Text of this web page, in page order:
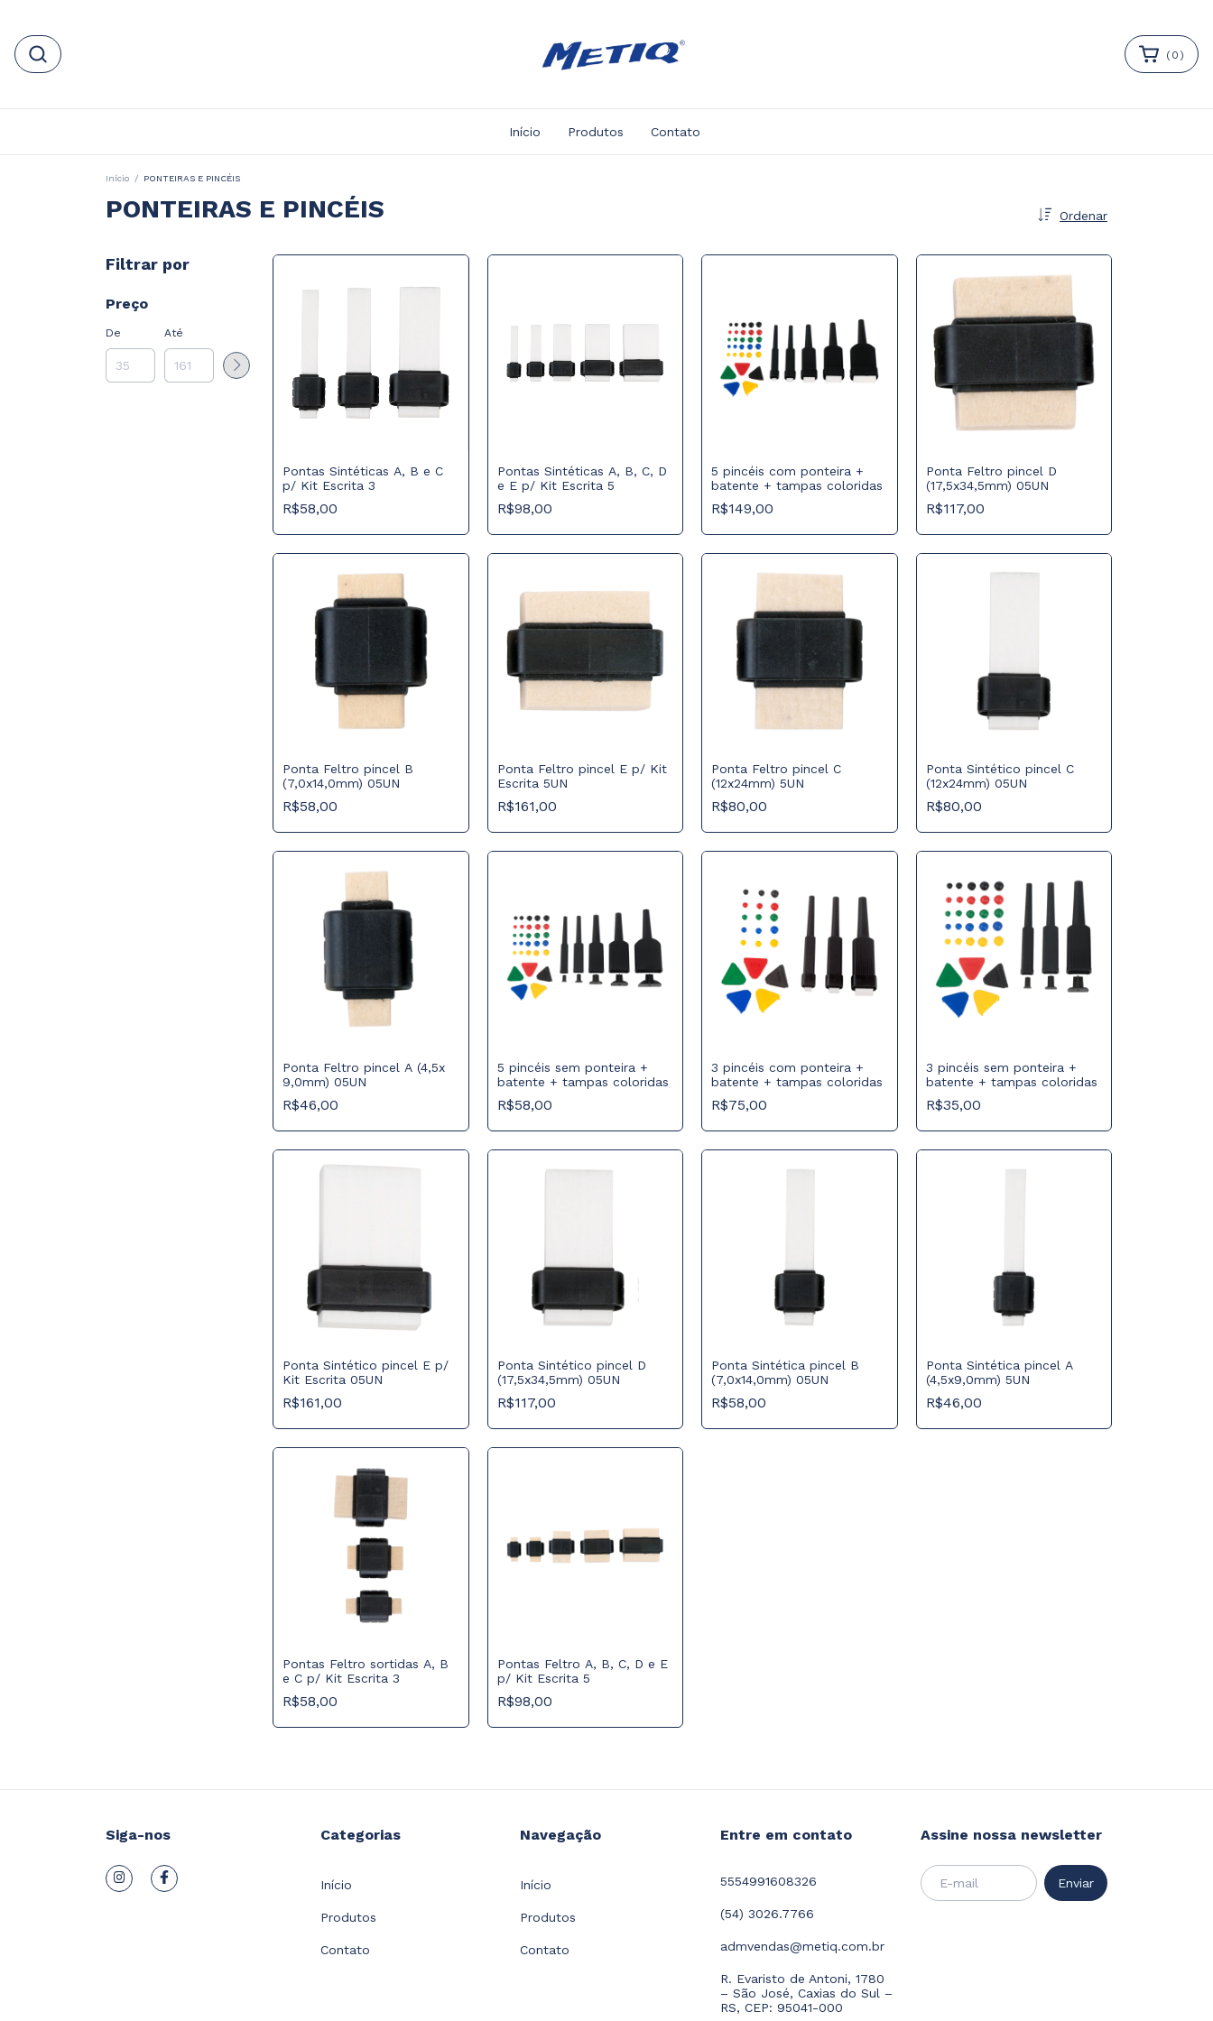
( 0 )
Início Produtos Contato
Início / PONTEIRAS E PINCÉIS
PONTEIRAS E PINCÉIS Ordenar
Filtrar por
Preço
De Até
Pontas Sintéticas A, B e C
p/ Kit Escrita 3
R$58,00
Pontas Sintéticas A, B, C, D
e E p/ Kit Escrita 5
R$98,00
5 pincéis com ponteira +
batente + tampas coloridas
R$149,00
Ponta Feltro pincel D
(17,5x34,5mm) 05UN
R$117,00
Ponta Feltro pincel B
(7,0x14,0mm) 05UN
R$58,00
Ponta Feltro pincel E p/ Kit
Escrita 5UN
R$161,00
Ponta Feltro pincel C
(12x24mm) 5UN
R$80,00
Ponta Sintético pincel C
(12x24mm) 05UN
R$80,00
Ponta Feltro pincel A (4,5x
9,0mm) 05UN
R$46,00
5 pincéis sem ponteira +
batente + tampas coloridas
R$58,00
3 pincéis com ponteira +
batente + tampas coloridas
R$75,00
3 pincéis sem ponteira +
batente + tampas coloridas
R$35,00
Ponta Sintético pincel E p/
Kit Escrita 05UN
R$161,00
Ponta Sintético pincel D
(17,5x34,5mm) 05UN
R$117,00
Ponta Sintética pincel B
(7,0x14,0mm) 05UN
R$58,00
Ponta Sintética pincel A
(4,5x9,0mm) 5UN
R$46,00
Pontas Feltro sortidas A, B
e C p/ Kit Escrita 3
R$58,00
Pontas Feltro A, B, C, D e E
p/ Kit Escrita 5
R$98,00
Siga-nos Categorias
Início
Produtos
Contato
Navegação
Início
Produtos
Contato
Entre em contato
5554991608326
(54) 3026.7766
admvendas@metiq.com.br
R. Evaristo de Antoni, 1780
– São José, Caxias do Sul –
RS, CEP: 95041-000
Assine nossa newsletter